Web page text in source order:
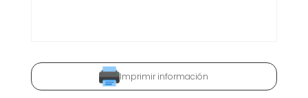
Imprimir información